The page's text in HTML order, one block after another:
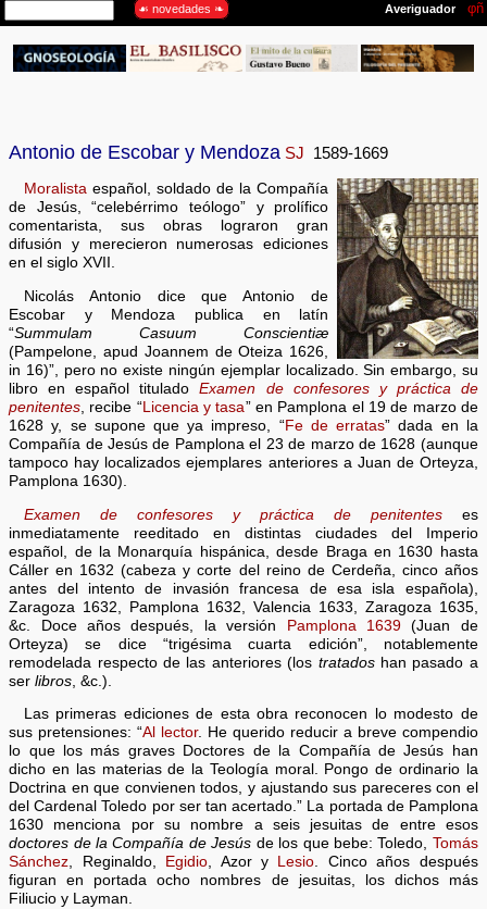
Antonio de Escobar y Mendoza SJ 1589-1669
Moralistaespañol, soldado de la Compañía
de Jesús, “celebérrimo teólogo” y prolífico
comentarista, sus obras lograron gran
difusión y merecieron numerosas ediciones
en el siglo XVII.
Nicolás Antonio dice que Antonio de
Escobar y Mendoza publica en latín
“Summulam Casuum Conscientiæ
(Pampelone, apud Joannem de Oteiza 1626,
in 16)”, pero no existe ningún ejemplar localizado. Sin embargo, su
libro en español tituladoExamen de confesores y práctica de
penitentes , recibe “Licencia y tasa” en Pamplona el 19 de marzo de
1628 y, se supone que ya impreso, “Fe de erratas” dada en la
Compañía de Jesús de Pamplona el 23 de marzo de 1628 (aunque
tampoco hay localizados ejemplares anteriores a Juan de Orteyza,
Pamplona 1630).
Examen de confesores y práctica de penitenteses
inmediatamente reeditado en distintas ciudades del Imperio
español, de la Monarquía hispánica, desde Braga en 1630 hasta
Cáller en 1632 (cabeza y corte del reino de Cerdeña, cinco años
antes del intento de invasión francesa de esa isla española),
Zaragoza 1632, Pamplona 1632, Valencia 1633, Zaragoza 1635,
&c. Doce años después, la versión Pamplona 1639 (Juan de
Orteyza) se dice “trigésima cuarta edición”, notablemente
remodelada respecto de las anteriores (los tratadoshan pasado a
serlibros , &c.).
Las primeras ediciones de esta obra reconocen lo modesto de
sus pretensiones: “Al lector. He querido reducir a breve compendio
lo que los más graves Doctores de la Compañía de Jesús han
dicho en las materias de la Teología moral. Pongo de ordinario la
Doctrina en que convienen todos, y ajustando sus pareceres con el
del Cardenal Toledo por ser tan acertado.” La portada de Pamplona
1630 menciona por su nombre a seis jesuitas de entre esos
doctores de la Compañía de Jesús de los que bebe: Toledo, Tomás
Sánchez, Reginaldo, Egidio, Azor y Lesio. Cinco años después
figuran en portada ocho nombres de jesuitas, los dichos más
Filiucio y Layman.